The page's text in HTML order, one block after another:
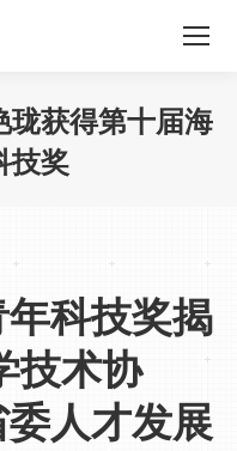
珑获得第十届海
技奖
科技奖揭
技术协
人才发展